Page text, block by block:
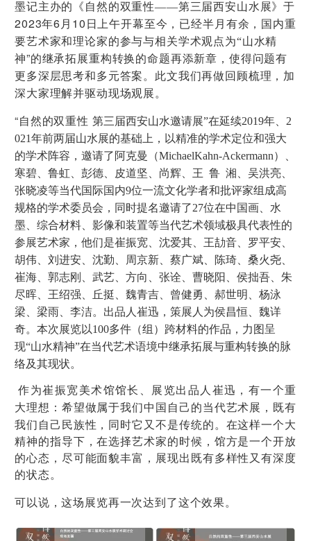
墨记主办的《自然的双重性——第三届西安山水展》于
2023年6 月 10 日上午开幕至今，已经半月有余，国内重
要艺术家和理论家的参与与相关学术观点为“山水精
神”的继承拓展重构转换的命题再添新章，使得问题有
更多深层思考和多元答案。此文我们再做回顾梳理，加
深大家理解并驱动现场观展。
“自然的双重性 第三届西安山水邀请展”在延续2019年、2
021年前两届山水展的基础上，以精准的学术定位和强大
的学术阵容，邀请了阿克曼（MichaelKahn-Ackermann）、
寒碧、鲁虹、彭德、皮道坚、尚辉、王 鲁 湘、吴洪亮、
张晓凌等当代国际国内9位一流文化学者和批评家组成高
规格的学术委员会，同时提名邀请了27位在中国画、水
墨、综合材料、影像和装置等当代艺术领域极具代表性的
参展艺术家，他们是崔振宽、沈爱其、王劼音、罗平安、
胡伟、刘进安、沈勤、周京新、蔡广斌、陈琦、桑火尧、
崔海、郭志刚、武艺、方向、张诠、曹晓阳、侯拙吾、朱
尽晖、王绍强、丘挺、魏青吉、曾健勇、郝世明、杨泳
梁、梁雨、李洁。出品人崔迅，策展人为侯昌恒、魏详
奇。本次展览以100多件（组）跨材料的作品，力图呈
现“山水精神”在当代艺术语境中继承拓展与重构转换的脉
络及其现状。
作为崔振宽美术馆馆长、展览出品人崔迅，有一个重
大理想：希望做属于我们中国自己的当代艺术展，既有
我们自己民族性，同时它又不是传统的。在这样一个大
精神的指导下，在选择艺术家的时候，馆方是一个开放
的心态，尽可能面貌丰富， 展现出既有多样性 又有深度
的状态。
可以说，这场展览再一次达到了这个效果。